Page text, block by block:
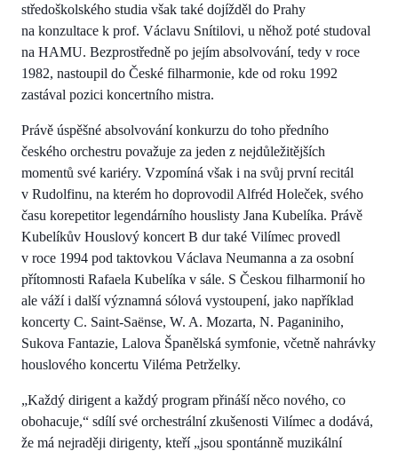
středoškolského studia však také dojížděl do Prahy
na konzultace k prof. Václavu Snítilovi, u něhož poté studoval
na HAMU. Bezprostředně po jejím absolvování, tedy v roce
1982, nastoupil do České filharmonie, kde od roku 1992
zastával pozici koncertního mistra.
Právě úspěšné absolvování konkurzu do toho předního
českého orchestru považuje za jeden z nejdůležitějších
momentů své kariéry. Vzpomíná však i na svůj první recitál
v Rudolfinu, na kterém ho doprovodil Alfréd Holeček, svého
času korepetitor legendárního houslisty Jana Kubelíka. Právě
Kubelíkův Houslový koncert B dur také Vilímec provedl
v roce 1994 pod taktovkou Václava Neumanna a za osobní
přítomnosti Rafaela Kubelíka v sále. S Českou filharmonií ho
ale váží i další významná sólová vystoupení, jako například
koncerty C. Saint-Saënse, W. A. Mozarta, N. Paganiniho,
Sukova Fantazie, Lalova Španělská symfonie, včetně nahrávky
houslového koncertu Viléma Petrželky.
„Každý dirigent a každý program přináší něco nového, co
obohacuje,“ sdílí své orchestrální zkušenosti Vilímec a dodává,
že má nejraději dirigenty, kteří „jsou spontánně muzikální